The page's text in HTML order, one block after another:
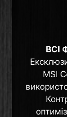
ВСІ
MSI